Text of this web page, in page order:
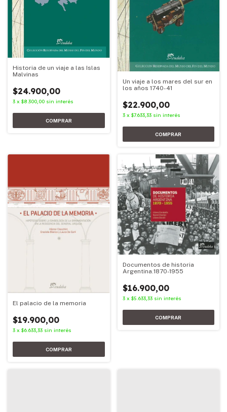
Historia de un viaje a las Islas
Malvinas
$24.900,00
3 x $8.300,00 sin interés
Un viaje a los mares del sur en
los años 1740-41
$22.900,00
3 x $7.633,33 sin interés
El palacio de la memoria
$19.900,00
3 x $6.633,33 sin interés
Documentos de historia
Argentina.1870-1955
$16.900,00
3 x $5.633,33 sin interés